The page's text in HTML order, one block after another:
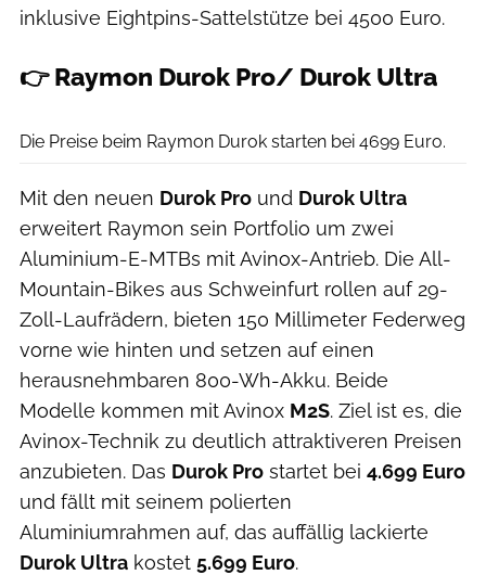
inklusive Eightpins-Sattelstütze bei 4500 Euro.
👉 Raymon Durok Pro/ Durok Ultra
Die Preise beim Raymon Durok starten bei 4699 Euro.
Mit den neuen Durok Pro und Durok Ultra
erweitert Raymon sein Portfolio um zwei
Aluminium-E-MTBs mit Avinox-Antrieb. Die All-
Mountain-Bikes aus Schweinfurt rollen auf 29-
Zoll-Laufrädern, bieten 150 Millimeter Federweg
vorne wie hinten und setzen auf einen
herausnehmbaren 800-Wh-Akku. Beide
Modelle kommen mit Avinox M2S. Ziel ist es, die
Avinox-Technik zu deutlich attraktiveren Preisen
anzubieten. Das Durok Pro startet bei 4.699 Euro
und fällt mit seinem polierten
Aluminiumrahmen auf, das auffällig lackierte
Durok Ultra kostet 5.699 Euro.